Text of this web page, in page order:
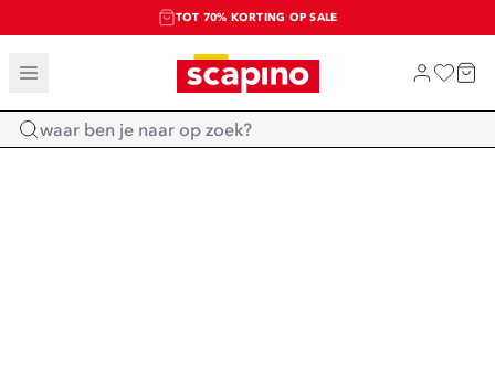
TOT 70% KORTING OP SALE
SALE: LAATSTE KANS!
SHOP NIEUW
Home